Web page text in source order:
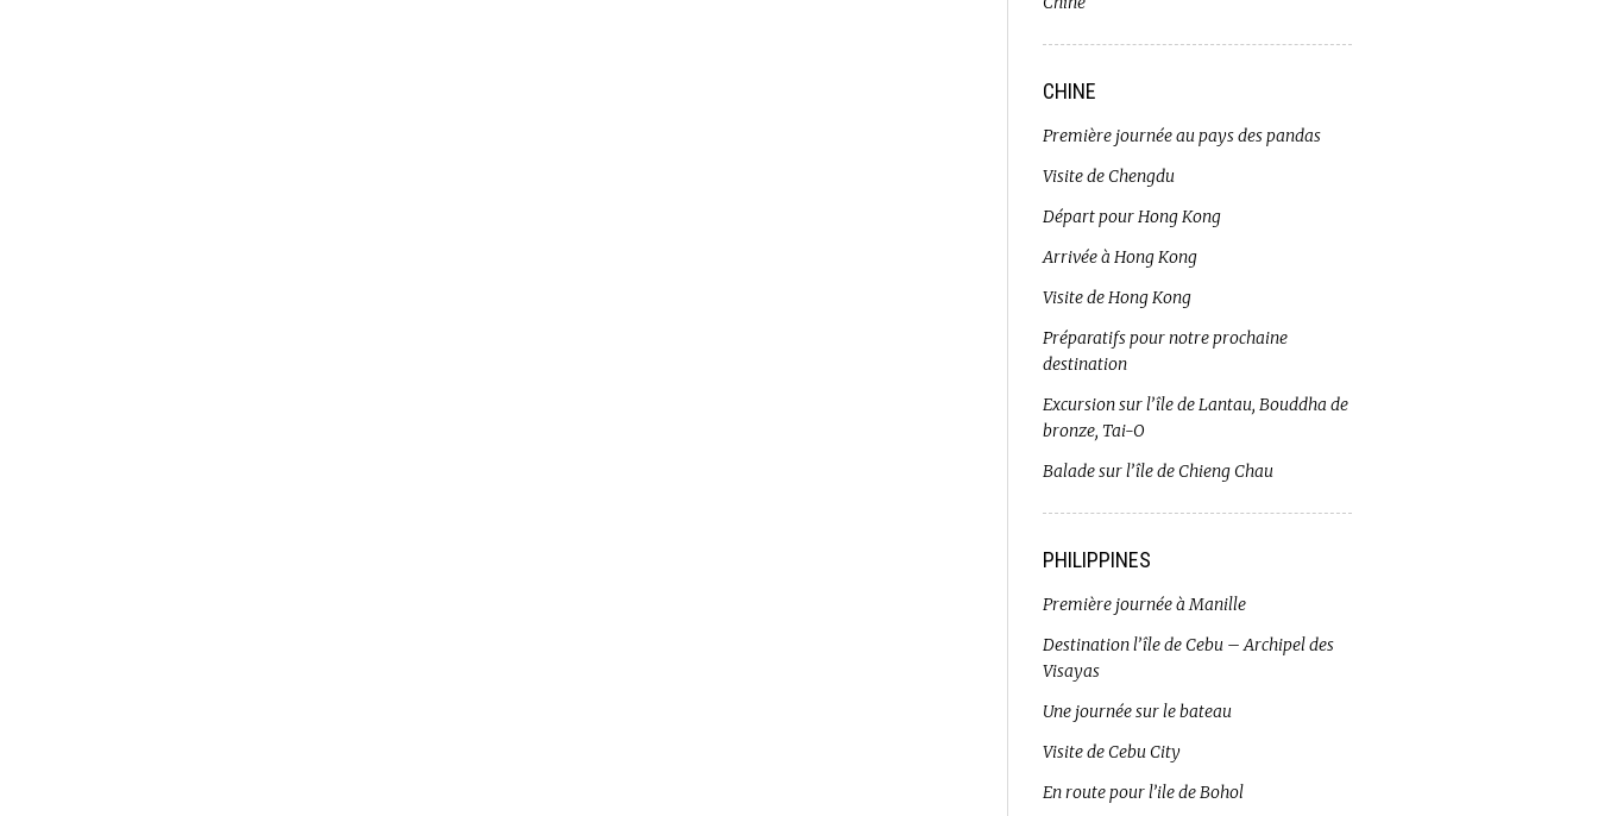
CHINE
Première journée au pays des pandas
Visite de Chengdu
Départ pour Hong Kong
Arrivée à Hong Kong
Visite de Hong Kong
Préparatifs pour notre prochaine
destination
Excursion sur l’île de Lantau, Bouddha de
bronze, Tai-O
Balade sur l’île de Chieng Chau
PHILIPPINES
Première journée à Manille
Destination l’île de Cebu – Archipel des
Visayas
Une journée sur le bateau
Visite de Cebu City
En route pour l’ile de Bohol